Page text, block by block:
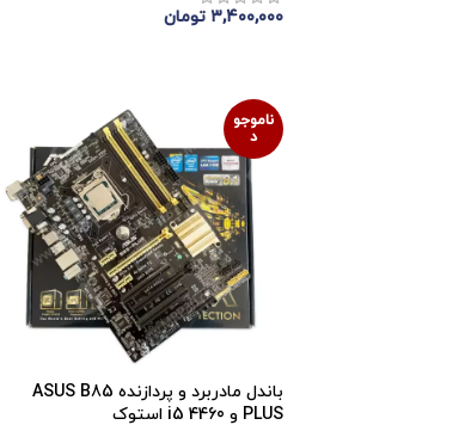
۳,۴۰۰,۰۰۰ تومان
ناموجو
د
باندل مادربرد و پردازنده ASUS B85
PLUS و i5 4460 استوک